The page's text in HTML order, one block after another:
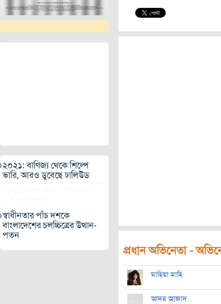
২০২১: বাণিজ্য থেকে শিল্পে
ভারি, আরও ডুবেছে ঢালিউড
স্বাধীনতার পাঁচ দশকে
বাংলাদেশের চলচ্চিত্রের উত্থান-
পতন
প্রধান অভিনেতা -
মাহিয়া মাহি
আদর আজাদ